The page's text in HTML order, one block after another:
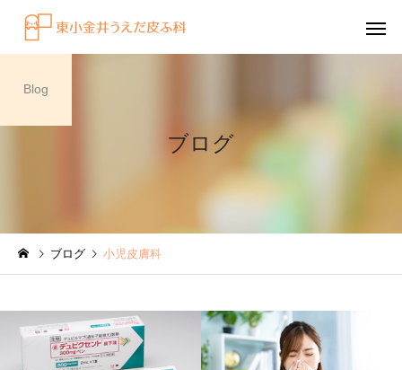
水虫（足白癬）を放置する
円形脱毛症になぜ「光
～エキシマライト（紫
療法）の効果について
ブログ
Blog
ブログ 小児皮膚科